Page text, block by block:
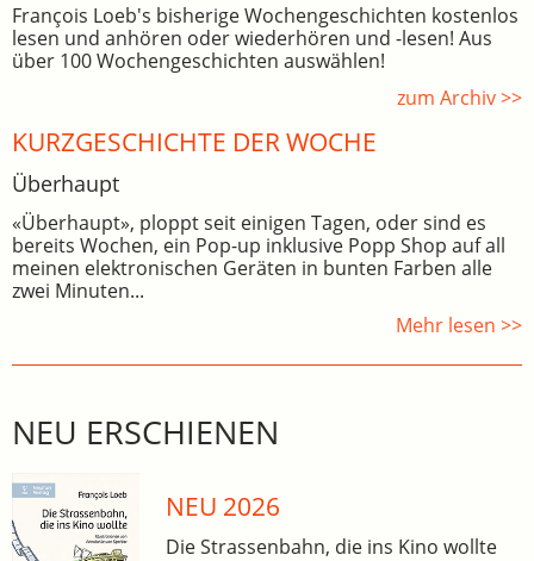
François Loeb's bisherige Wochengeschichten kostenlos
lesen und anhören oder wiederhören und -lesen! Aus
über 100 Wochengeschichten auswählen!
zum Archiv >>
KURZGESCHICHTE DER WOCHE
Überhaupt
«Überhaupt», ploppt seit einigen Tagen, oder sind es
bereits Wochen, ein Pop-up inklusive Popp Shop auf all
meinen elektronischen Geräten in bunten Farben alle
zwei Minuten...
Mehr lesen >>
NEU ERSCHIENEN
NEU 2026
Die Strassenbahn, die ins Kino wollte